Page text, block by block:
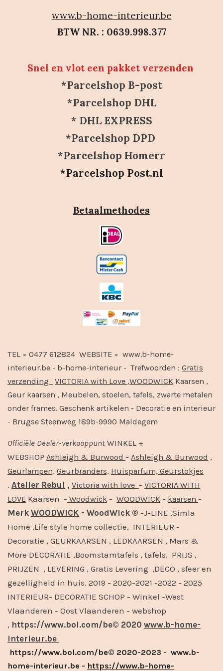
www.b-home-interieur.be
BTW NR. : 0639.998.377
Snel en vlot een pakket verzenden
*Parcelshop B-post
*Parcelshop DHL
* DHL EXPRESS
*Parcelshop DPD
*Parcelshop Homerr
*Parcelshop Post.nl
Betaalmethodes
TEL = 0477 612824 WEBSITE = www.b-home-
interieur.be - b-home-interieur - Trefwoorden : Gratis
verzending
VICTORIA with Love ,WOODWICK Kaarsen ,
Geur kaarsen , Meubelen, stoelen, tafels, zwarte metalen
onder frames. Geschenk artikelen - Decoratie en interieur
- Brugse Steenweg 189b-9990 Maldegem
Officiële Dealer-verkooppunt WINKEL +
WEBSHOP Ashleigh & Burwood - Ashleigh & Burwood ,
Geurlampen, Geurbranders, Huisparfum, Geurstokjes
, Atelier Rebul , Victoria with love - VICTORIA WITH
LOVE Kaarsen - Woodwick - WOODWICK - kaarsen -
Merk WOODWICK - WoodWick ® -J-LINE ,Simla
Home ,Life style home collectie, INTERIEUR -
Decoratie , GEURKAARSEN , LEDKAARSEN , Mars &
More DECORATIE ,Boomstamtafels , tafels, PRIJS ,
PRIJZEN , LEVERING , Gratis Levering ,DECO , sfeer en
gezelligheid in huis. 2019 - 2020-2021 -2022 - 2025
INTERIEUR- DECORATIE SCHOP - Winkel -West
Vlaanderen - Oost Vlaanderen - webshop
, https://www.bol.com/be© 2020 www.b-home-
interieur.be
https://www.bol.com/be© 2020-2023 - www.b-
home-interieur.be - https://www.b-home-